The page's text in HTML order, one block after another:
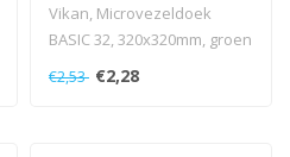
groen
Vikan, Microvezeldoek
BASIC 32, 320x320mm, groen
€2,53 €2,28